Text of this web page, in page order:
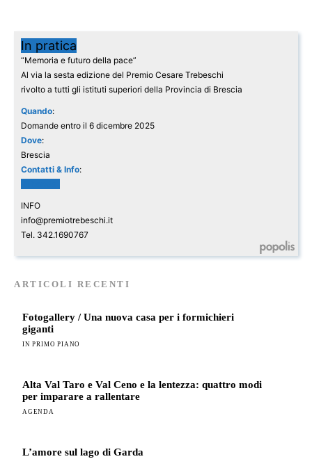
In pratica
“Memoria e futuro della pace”
Al via la sesta edizione del Premio Cesare Trebeschi
rivolto a tutti gli istituti superiori della Provincia di Brescia
Quando:
Domande entro il 6 dicembre 2025
Dove:
Brescia
Contatti & Info:
INFO
info@premiotrebeschi.it
Tel. 342.1690767
ARTICOLI RECENTI
Fotogallery / Una nuova casa per i formichieri
giganti
IN PRIMO PIANO
Alta Val Taro e Val Ceno e la lentezza: quattro modi
per imparare a rallentare
AGENDA
L’amore sul lago di Garda